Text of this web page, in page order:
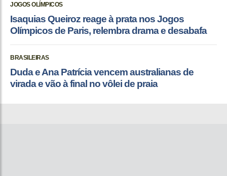
JOGOS OLÍMPICOS
Isaquias Queiroz reage à prata nos Jogos
Olímpicos de Paris, relembra drama e desabafa
BRASILEIRAS
Duda e Ana Patrícia vencem australianas de
virada e vão à final no vôlei de praia